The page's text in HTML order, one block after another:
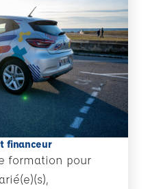
financeur
formation pour